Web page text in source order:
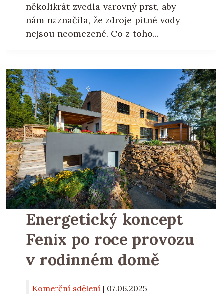
několikrát zvedla varovný prst, aby
nám naznačila, že zdroje pitné vody
nejsou neomezené. Co z toho...
Energetický koncept
Fenix po roce provozu
v rodinném domě
Komerční sdělení | 07.06.2025